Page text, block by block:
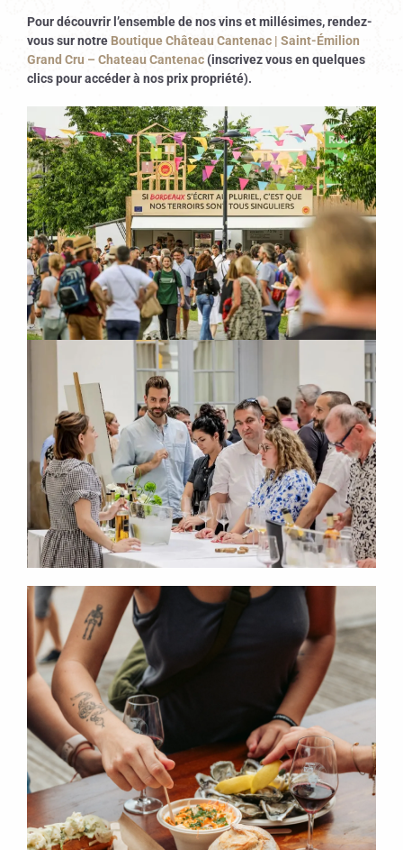
Pour découvrir l’ensemble de nos vins et millésimes, rendez-
vous sur notre Boutique Château Cantenac | Saint-Émilion
Grand Cru – Chateau Cantenac(inscrivez vous en quelques
clics pour accéder à nos prix propriété).